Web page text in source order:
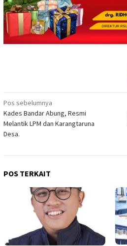
Navigasi
pos
Pos sebelumnya
Kades Bandar Abung, Resmi
Melantik LPM dan Karangtaruna
Desa.
POS TERKAIT